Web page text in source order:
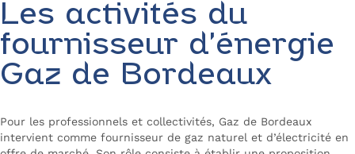
Les activités du
fournisseur d’énergie
Gaz de Bordeaux
Pour les professionnels et collectivités, Gaz de Bordeaux
intervient comme fournisseur de gaz naturel et d’électricité en